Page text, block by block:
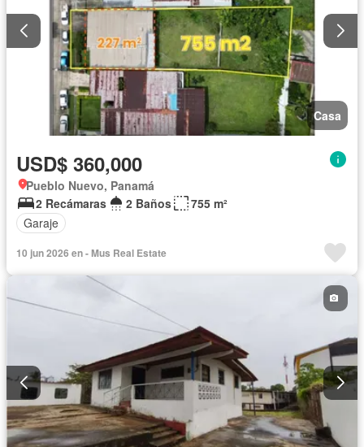
Casa
USD$ 360,000
Pueblo Nuevo, Panamá
2 Recámaras
2 Baños
755 m²
Garaje
10 jun 2026 en - Mus Real Estate